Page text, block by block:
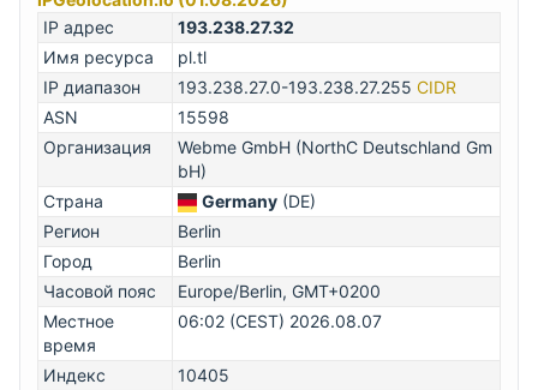
IP адрес
193.238.27.32
Имя ресурса
pl.tl
IP диапазон
193.238.27.0-193.238.27.255 CIDR
ASN
15598
Организация
Webme GmbH (NorthC Deutschland Gm
bH)
Страна
Germany (DE)
Регион
Berlin
Город
Berlin
Часовой пояс
Europe/Berlin, GMT+0200
Местное
время
06:02 (CEST) 2026.08.07
Индекс
10405